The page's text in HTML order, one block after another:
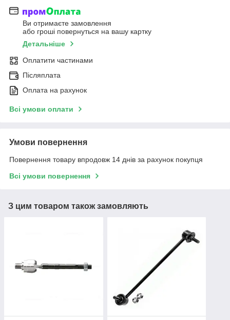
Ви отримаєте замовлення
або гроші повернуться на вашу картку
Детальніше
Оплатити частинами
Післяплата
Оплата на рахунок
Всі умови оплати
Умови повернення
Повернення товару впродовж 14 днів за рахунок покупця
Всі умови повернення
З цим товаром також замовляють